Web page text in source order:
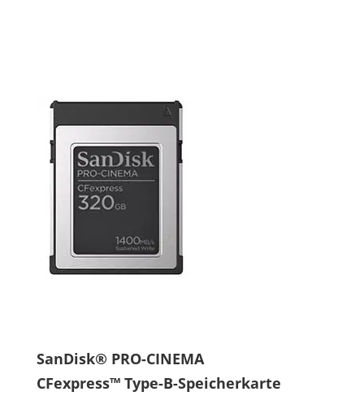
SanDisk® PRO-CINEMA
CFexpress™ Type-B-Speicherkarte